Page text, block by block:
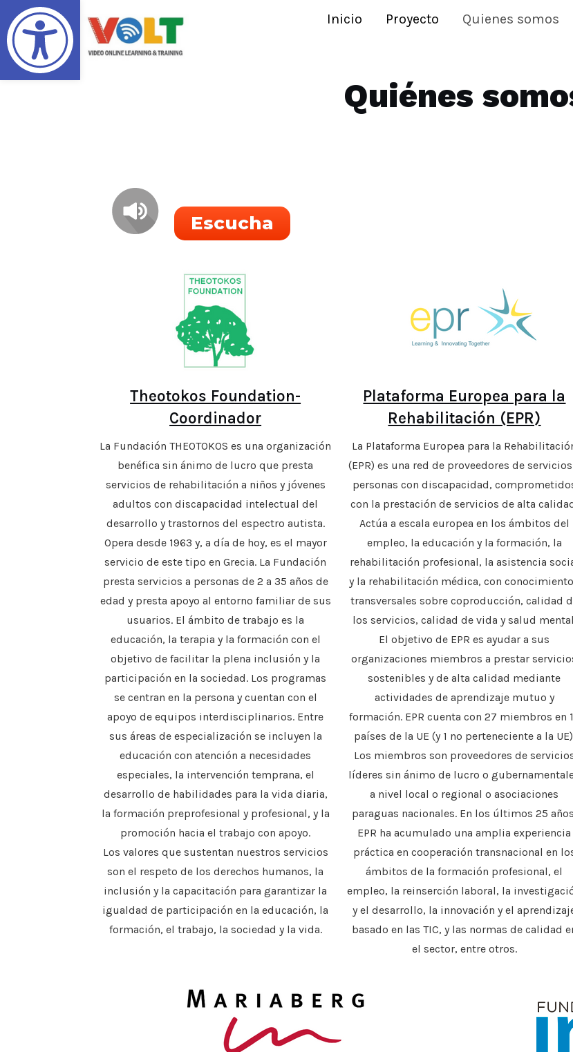
Abrir barra de herramientas
Inicio Proyecto Quienes somos
Quiénes
Escucha
Theotokos Foundation-
Coordinador
La Fundación THEOTOKOS es una organización
benéfica sin ánimo de lucro que presta
servicios de rehabilitación a niños y jóvenes
adultos con discapacidad intelectual del
desarrollo y trastornos del espectro autista.
Opera desde 1963 y, a día de hoy, es el mayor
servicio de este tipo en Grecia. La Fundación
presta servicios a personas de 2 a 35 años de
edad y presta apoyo al entorno familiar de sus
usuarios. El ámbito de trabajo es la
educación, la terapia y la formación con el
objetivo de facilitar la plena inclusión y la
participación en la sociedad. Los programas
se centran en la persona y cuentan con el
apoyo de equipos interdisciplinarios. Entre
sus áreas de especialización se incluyen la
educación con atención a necesidades
especiales, la intervención temprana, el
desarrollo de habilidades para la vida diaria,
la formación preprofesional y profesional, y la
promoción hacia el trabajo con apoyo.
Los valores que sustentan nuestros servicios
son el respeto de los derechos humanos, la
inclusión y la capacitación para garantizar la
igualdad de participación en la educación, la
formación, el trabajo, la sociedad y la vida.
Plataforma Europea para la
Rehabilitación (EPR)
La Plataforma Europea para la
(EPR) es una red de proveedores de
personas con discapacidad,
con la prestación de servicios de alta
Actúa a escala europea en los ámbitos del
empleo, la educación y la formación, la
rehabilitación profesional, la asistencia
y la rehabilitación médica, con
transversales sobre coproducción, calidad
los servicios, calidad de vida y salud
El objetivo de EPR es ayudar a sus
organizaciones miembros a prestar
sostenibles y de alta calidad mediante
actividades de aprendizaje mutuo y
formación. EPR cuenta con 27 miembros en
países de la UE (y 1 no perteneciente a la
Los miembros son proveedores de
líderes sin ánimo de lucro o
a nivel local o regional o asociaciones
paraguas nacionales. En los últimos 25
EPR ha acumulado una amplia experiencia
práctica en cooperación transnacional en
ámbitos de la formación profesional, el
empleo, la reinserción laboral, la
y el desarrollo, la innovación y el
basado en las TIC, y las normas de calidad
el sector, entre otros.